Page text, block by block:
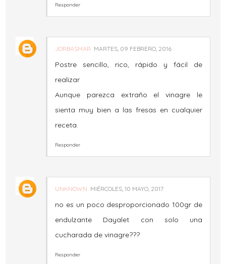
Responder
JORBASMAR MARTES, 09 FEBRERO, 2016
Postre sencillo, rico, rápido y fácil de
realizar
Aunque parezca extraño el vinagre le
sienta muy bien a las fresas en cualquier
receta.
Responder
UNKNOWN MIÉRCOLES, 10 MAYO, 2017
no es un poco desproporcionado 100gr de
endulzante Dayalet con solo una
cucharada de vinagre???
Responder